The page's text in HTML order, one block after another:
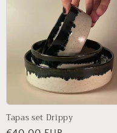
Tapas set Drippy